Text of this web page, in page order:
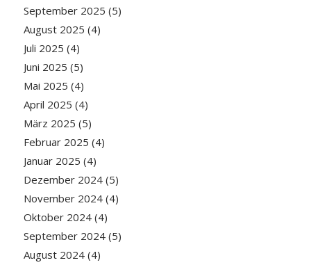
September 2025 (5)
August 2025 (4)
Juli 2025 (4)
Juni 2025 (5)
Mai 2025 (4)
April 2025 (4)
März 2025 (5)
Februar 2025 (4)
Januar 2025 (4)
Dezember 2024(5)
November 2024(4)
Oktober 2024(4)
September 2024(5)
August 2024(4)